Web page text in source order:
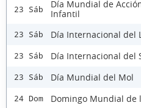
23 Sáb
Día Mundial de
Infantil
23 Sáb Día Internacional del
23 Sáb Día Internacional del
23 Sáb Día Mundial del Mol
24 Dom Domingo Mundial de